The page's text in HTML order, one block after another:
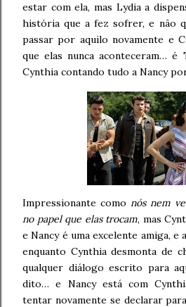
estar com ela, mas Lydia a
história que a fez sofrer, e não
passar por aquilo novamente e
que elas nunca aconteceram… é
Cynthia contando tudo a Nancy
Impressionante como nós nem
no papel que elas trocam, mas
e Nancy é uma excelente amiga, e
enquanto Cynthia desmonta de
qualquer diálogo escrito para
dito… e Nancy está com
tentar novamente se declarar